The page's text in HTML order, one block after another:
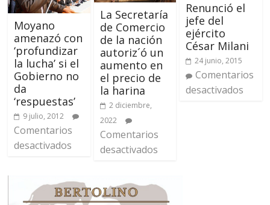
Moyano
amenazó con
‘profundizar
la lucha’ si el
Gobierno no
da
‘respuestas’
9 julio, 2012
Comentarios
desactivados
La Secretaría
de Comercio
de la nación
autoriz´ó un
aumento en
el precio de
la harina
2 diciembre,
2022
Comentarios
desactivados
Renunció el
jefe del
ejército
César Milani
24 junio, 2015
Comentarios
desactivados